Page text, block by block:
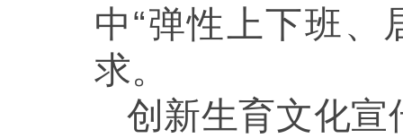
中“弹性上下班、
求。
创新生育文化宣